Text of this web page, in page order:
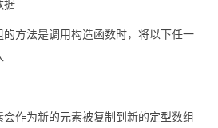
据
方法是调用构造函数时，将以下任一
作为新的元素被复制到新的定型数组